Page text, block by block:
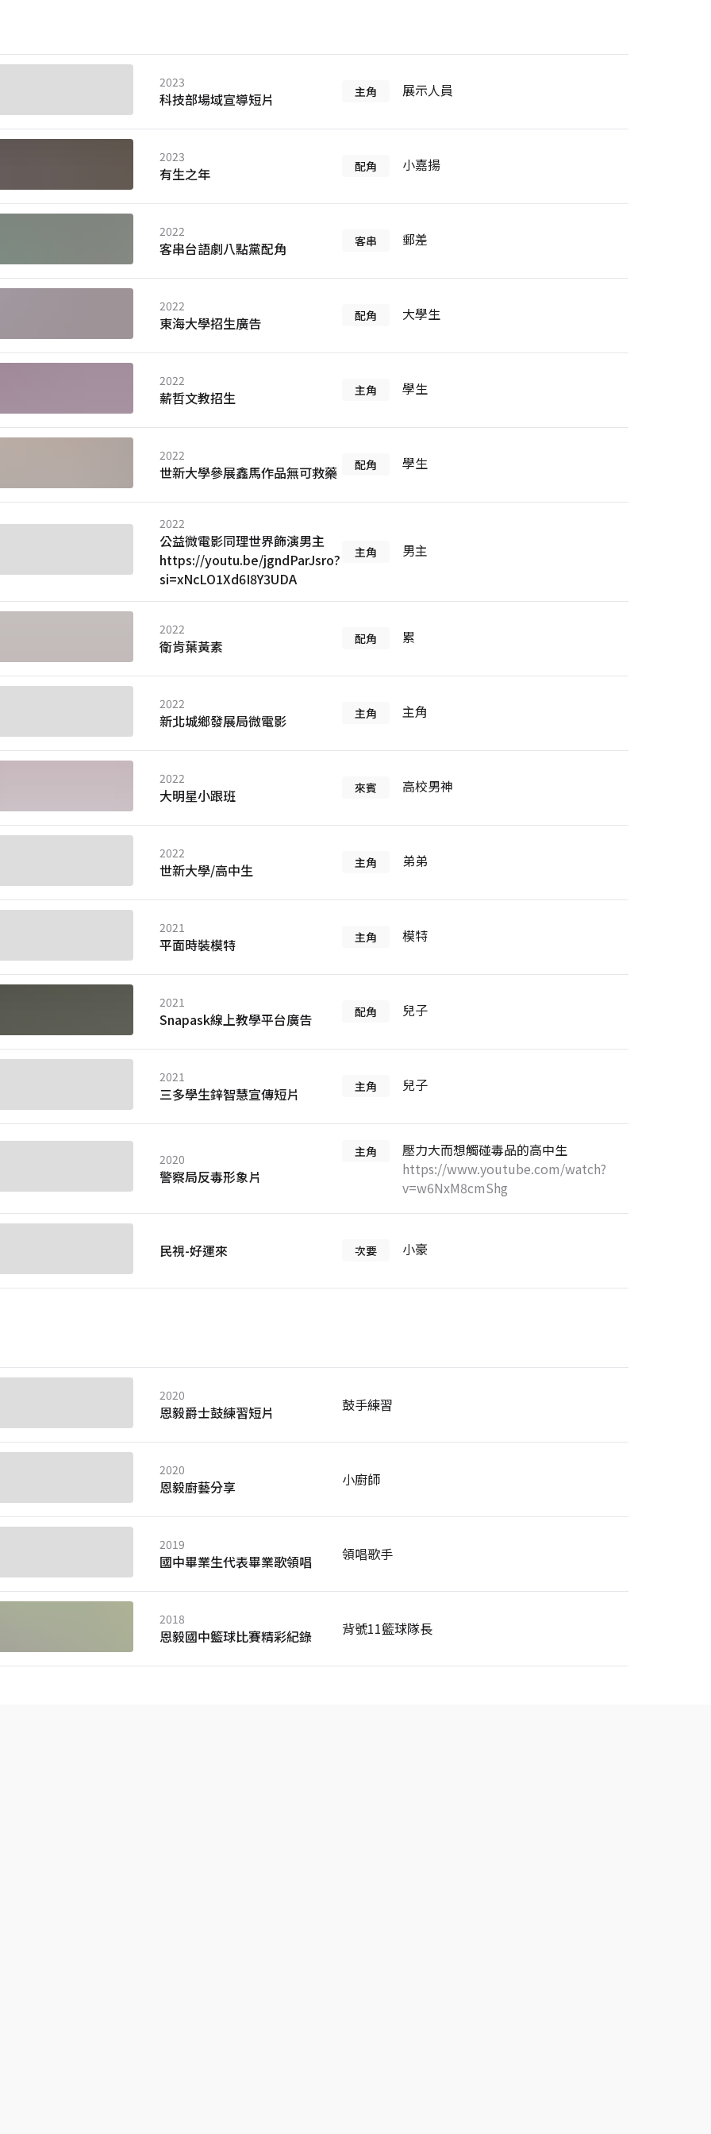
2023
科技部場域宣導短片 主角 展示人員
2023
有生之年 配角 小嘉揚
2022
客串台語劇八點黨配角 客串 郵差
2022
東海大學招生廣告 配角 大學生
2022
薪哲文教招生 主角 學生
2022
世新大學參展鑫馬作品無可救藥 配角 學生
2022
公益微電影同理世界飾演男主
https://youtu.be/jgndParJsro?
si=xNcLO1Xd6I8Y3UDA
主角 男主
2022
衛肯葉黃素 配角 累
2022
新北城鄉發展局微電影 主角 主角
2022
大明星小跟班 來賓 高校男神
2022
世新大學/高中生 主角 弟弟
2021
平面時裝模特 主角 模特
2021
Snapask線上教學平台廣告 配角 兒子
2021
三多學生鋅智慧宣傳短片 主角 兒子
2020
警察局反毒形象片
主角
壓力大而想觸碰毒品的高中生
https://www.youtube.com/watch?
v=w6NxM8cmShg
民視-好運來 次要 小豪
2020
恩毅爵士鼓練習短片 鼓手練習
2020
恩毅廚藝分享 小廚師
2019
國中畢業生代表畢業歌領唱 領唱歌手
2018
恩毅國中籃球比賽精彩紀錄 背號11籃球隊長